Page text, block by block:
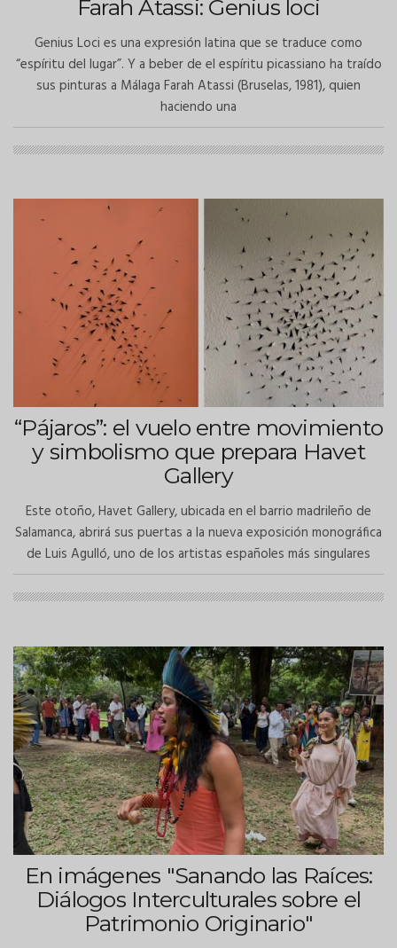
Farah Atassi: Genius loci
Genius Loci es una expresión latina que se traduce como
“espíritu del lugar”. Y a beber de el espíritu picassiano ha traído
sus pinturas a Málaga Farah Atassi (Bruselas, 1981), quien
haciendo una
“Pájaros”: el vuelo entre movimiento
y simbolismo que prepara Havet
Gallery
Este otoño, Havet Gallery, ubicada en el barrio madrileño de
Salamanca, abrirá sus puertas a la nueva exposición monográfica
de Luis Agulló, uno de los artistas españoles más singulares
En imágenes "Sanando las Raíces:
Diálogos Interculturales sobre el
Patrimonio Originario"